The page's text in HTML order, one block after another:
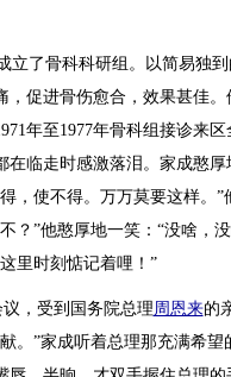
了骨科科研组。以简易独
促进骨伤愈合，效果甚佳。
年至1977年骨科组接诊来区
临走时感激落泪。家成憨厚
，使不得。万万莫要这样。
？”他憨厚地一笑：“没啥，
里时刻惦记着哩！”
，受到国务院总理周恩来的
。”家成听着总理那充满希